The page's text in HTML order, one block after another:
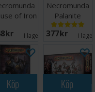
of Iron
SEK I lager: 3
Necromunda
Palanite
Enforcer
Patrol
377 SEK I
Köp Köp